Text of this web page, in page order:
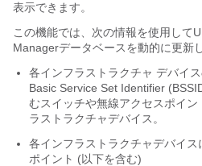
表示できます。
この機能では、次の情報を使用して
Managerデータベースを動的に更新
各インフラストラクチャ デバイ
Basic Service Set Identifier
むスイッチや無線アクセスポイ
ラストラクチャデバイス。
各インフラストラクチャデバイ
ポイント (以下を含む)